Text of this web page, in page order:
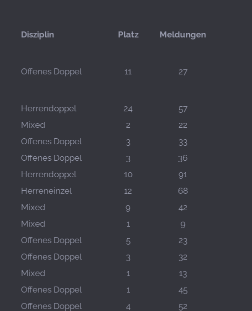
Disziplin Platz Meldungen
Offenes Doppel 11 27
Herrendoppel 24
57
Mixed 2
22
Offenes Doppel 3
33
Offenes Doppel 3
36
Herrendoppel 10
91
Herreneinzel 12
68
Mixed 9
42
Mixed 1
9
Offenes Doppel 5
23
Offenes Doppel 3
32
Mixed 1
13
Offenes Doppel 1
45
Offenes Doppel 4
52